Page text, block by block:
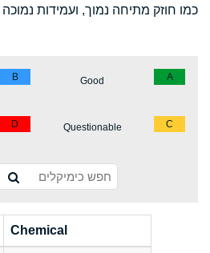
כמו חוזק מתיחה נמוך, ועמידות
A
Good
B
C
Questionable
D
Chemical